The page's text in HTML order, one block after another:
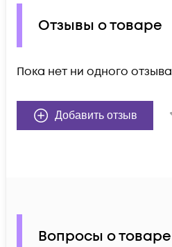
Отзывы о товаре
Пока нет ни одного отзыва
Добавить отзыв
Вопросы о товаре